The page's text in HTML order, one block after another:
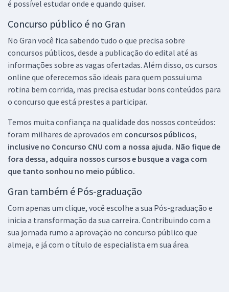
é possível estudar onde e quando quiser.
Concurso público é no Gran
No Gran você fica sabendo tudo o que precisa sobre
concursos públicos, desde a publicação do edital até as
informações sobre as vagas ofertadas. Além disso, os cursos
online que oferecemos são ideais para quem possui uma
rotina bem corrida, mas precisa estudar bons conteúdos para
o concurso que está prestes a participar.
Temos muita confiança na qualidade dos nossos conteúdos:
foram milhares de aprovados em concursos públicos,
inclusive no Concurso CNU com a nossa ajuda. Não fique de
fora dessa, adquira nossos cursos e busque a vaga com
que tanto sonhou no meio público.
Gran também é Pós-graduação
Com apenas um clique, você escolhe a sua Pós-graduação e
inicia a transformação da sua carreira. Contribuindo com a
sua jornada rumo a aprovação no concurso público que
almeja, e já com o título de especialista em sua área.